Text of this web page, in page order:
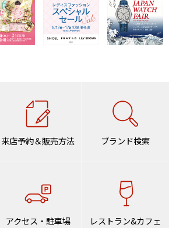
来店予約＆販売方法 ブランド検索
アクセス・駐車場 レストラン&カフェ